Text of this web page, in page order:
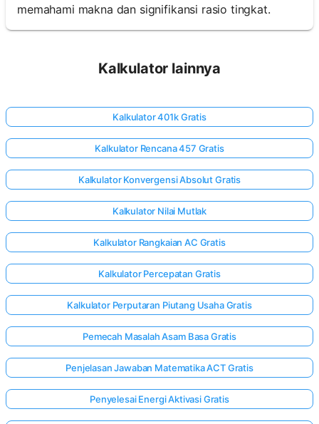
memahami makna dan signifikansi rasio tingkat.
Kalkulator lainnya
Kalkulator 401k Gratis
Kalkulator Rencana 457 Gratis
Kalkulator Konvergensi Absolut Gratis
Kalkulator Nilai Mutlak
Kalkulator Rangkaian AC Gratis
Kalkulator Percepatan Gratis
Kalkulator Perputaran Piutang Usaha Gratis
Pemecah Masalah Asam Basa Gratis
Penjelasan Jawaban Matematika ACT Gratis
Penyelesai Energi Aktivasi Gratis